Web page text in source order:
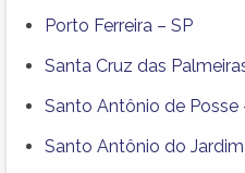
Porto Ferreira – SP
Santa Cruz das
Santo Antônio de Posse
Santo Antônio do Jardim